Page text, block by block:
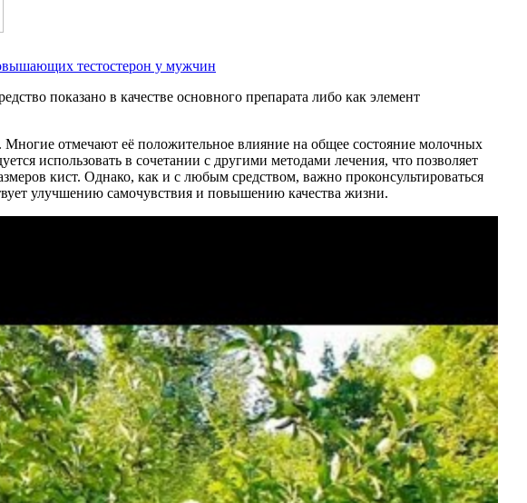
тестостерон у мужчин
показано в качестве основного препарата либо как элемент
отмечают её положительное влияние на общее состояние молочных
использовать в сочетании с другими методами лечения, что позволяет
кист. Однако, как и с любым средством, важно проконсультироваться
улучшению самочувствия и повышению качества жизни.